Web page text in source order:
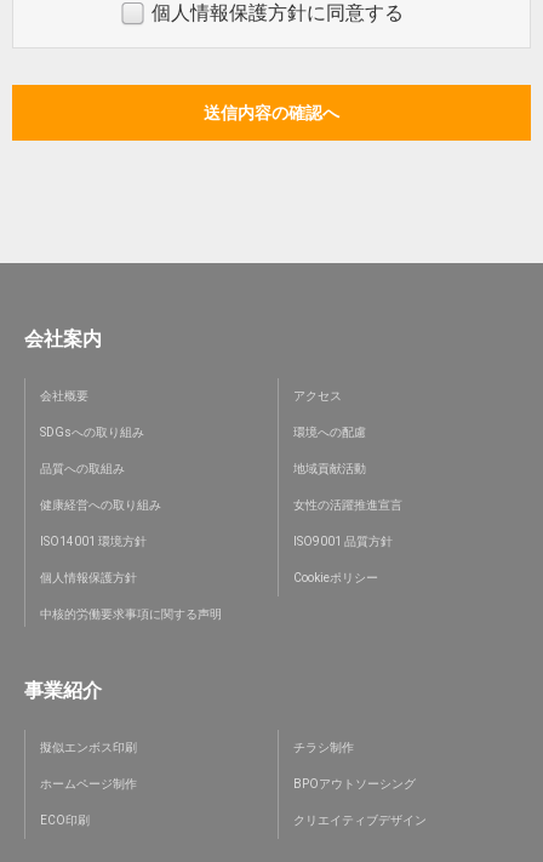
個人情報保護方針に同意する
会社案内
会社概要 アクセス
SDGsへの取り組み 環境への配慮
品質への取組み 地域貢献活動
健康経営への取り組み 女性の活躍推進宣言
ISO14001 環境方針 ISO9001 品質方針
個人情報保護方針 Cookieポリシー
中核的労働要求事項に関する声明
事業紹介
擬似エンボス印刷 チラシ制作
ホームページ制作 BPOアウトソーシング
ECO印刷 クリエイティブデザイン